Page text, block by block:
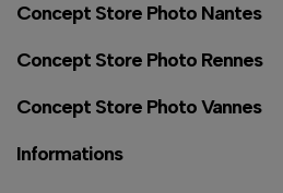
Concept Store Photo Nantes
Concept Store Photo Rennes
Concept Store Photo Vannes
Informations